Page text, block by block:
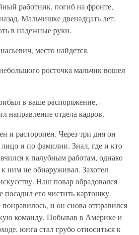
работник, погиб на фронте,
Мальчишке двенадцать лет.
в надежные руки.
место найдется.
росточка мальчик вошел
в ваше распоряжение, -
направление отдела кадров.
и расторопен. Через три дня он
и по фамилии. Знал, где и кто
к палубным работам, однако
к ним не обнаруживал. Захотел
Наш повар обрадовался
посадил его чистить картошку.
и он снова отправился
команду. Побывав в Америке и
юнга стал грубо относиться к